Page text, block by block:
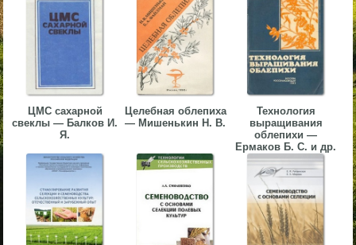
ЦМС сахарной
свеклы — Балков И.
Я.
Целебная облепиха
— Мишенькин Н. В.
Технология
выращивания
облепихи —
Ермаков Б. С. и др.